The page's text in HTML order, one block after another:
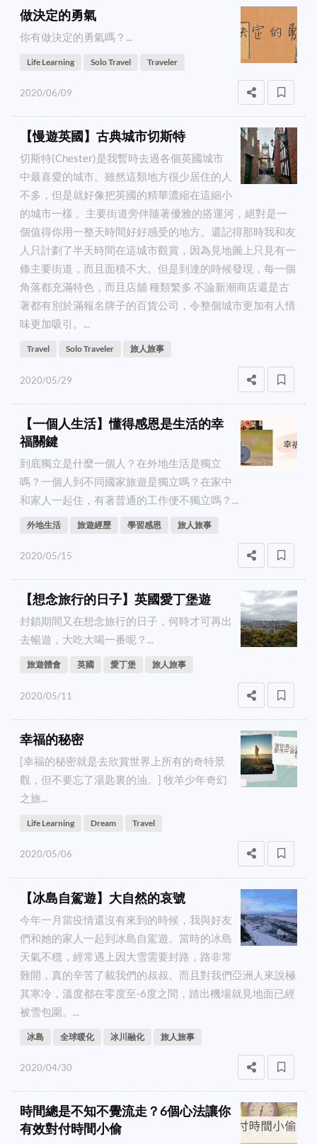
做決定的勇氣
你有做決定的勇氣嗎？...
Life Learning Solo Travel Traveler
2020/06/09
【慢遊英國】古典城市切斯特
切斯特(Chester)是我暫時去過各個英國城市
中最喜愛的城市。雖然這類地方很少居住的人
不多，但是就好像把英國的精華濃縮在這細小
的城市一樣 。主要街道旁伴隨著優雅的搭運河，絕對是一
個值得你用一整天時間好好感受的地方。還記得那時我和友
人只計劃了半天時間在這城市觀賞，因為見地圖上只見有一
條主要街道，而且面積不大。但是到達的時候發現，每一個
角落都充滿特色，而且店舖 種類繁多 不論新潮商店還是古
著都有別於滿報名牌子的百貨公司，令整個城市更加有人情
味更加吸引。...
Travel Solo Traveler 旅人旅事
2020/05/29
【一個人生活】懂得感恩是生活的幸
福關鍵
到底獨立是什麼一個人？在外地生活是獨立
嗎？一個人到不同國家旅遊是獨立嗎？在家中
和家人一起住，有著普通的工作便不獨立嗎？...
外地生活 旅遊經歷 學習感恩 旅人旅事
2020/05/15
【想念旅行的日子】英國愛丁堡遊
封鎖期間又在想念旅行的日子，何時才可再出
去暢遊，大吃大喝一番呢？...
旅遊體會 英國 愛丁堡 旅人旅事
2020/05/11
幸福的秘密
[幸福的秘密就是去欣賞世界上所有的奇特景
觀，但不要忘了湯匙裏的油。] 牧羊少年奇幻
之旅...
Life Learning Dream Travel
2020/05/06
【冰島自駕遊】大自然的哀號
今年一月當疫情還沒有來到的時候，我與好友
們和她的家人一起到冰島自駕遊。當時的冰島
天氣不穩，經常遇上因大雪需要封路，路非常
難開，真的辛苦了載我們的叔叔。而且對我們亞洲人來說極
其寒冷，溫度都在零度至-6度之間，踏出機場就見地面已經
被雪包圍。...
冰島 全球暖化 冰川融化 旅人旅事
2020/04/30
時間總是不知不覺流走？6個心法讓你
有效對付時間小偷